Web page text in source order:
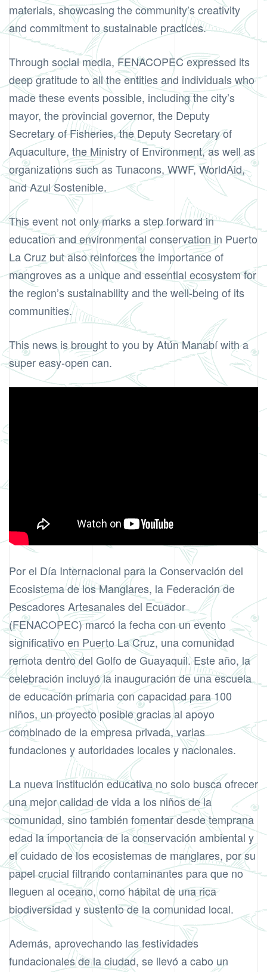
materials, showcasing the community’s creativity
and commitment to sustainable practices.
Through social media, FENACOPEC expressed its
deep gratitude to all the entities and individuals who
made these events possible, including the city’s
mayor, the provincial governor, the Deputy
Secretary of Fisheries, the Deputy Secretary of
Aquaculture, the Ministry of Environment, as well as
organizations such as Tunacons, WWF, WorldAid,
and Azul Sostenible.
This event not only marks a step forward in
education and environmental conservation in Puerto
La Cruz but also reinforces the importance of
mangroves as a unique and essential ecosystem for
the region’s sustainability and the well-being of its
communities.
This news is brought to you by Atún Manabí with a
super easy-open can.
Por el Día Internacional para la Conservación del
Ecosistema de los Manglares, la Federación de
Pescadores Artesanales del Ecuador
(FENACOPEC) marcó la fecha con un evento
significativo en Puerto La Cruz, una comunidad
remota dentro del Golfo de Guayaquil. Este año, la
celebración incluyó la inauguración de una escuela
de educación primaria con capacidad para 100
niños, un proyecto posible gracias al apoyo
combinado de la empresa privada, varias
fundaciones y autoridades locales y nacionales.
La nueva institución educativa no solo busca ofrecer
una mejor calidad de vida a los niños de la
comunidad, sino también fomentar desde temprana
edad la importancia de la conservación ambiental y
el cuidado de los ecosistemas de manglares, por su
papel crucial filtrando contaminantes para que no
lleguen al oceano, como hábitat de una rica
biodiversidad y sustento de la comunidad local.
Además, aprovechando las festividades
fundacionales de la ciudad, se llevó a cabo un